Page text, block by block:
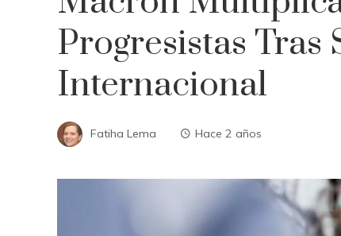
Progresistas Tras
Internacional
Fatiha Lema Hace 2 años